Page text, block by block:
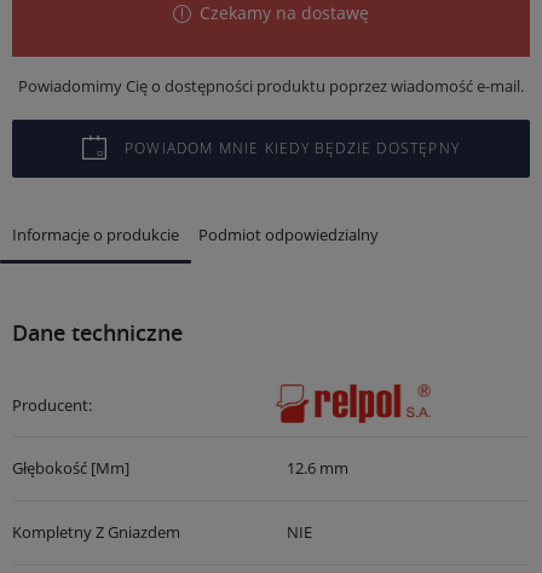
Czekamy na dostawę
Powiadomimy Cię o dostępności produktu poprzez wiadomość e-mail.
POWIADOM MNIE KIEDY BĘDZIE DOSTĘPNY
Informacje o produkcie Podmiot odpowiedzialny
Dane techniczne
Producent:
Głębokość [mm] 12.6 mm
Kompletny Z Gniazdem NIE